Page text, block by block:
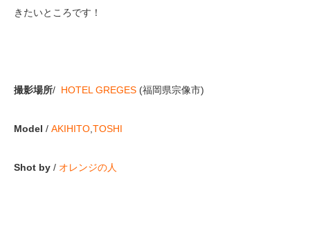
きたいところです！
撮影場所/ HOTEL GREGES (福岡県宗像市)
Model / AKIHITO,TOSHI
Shot by / オレンジの人